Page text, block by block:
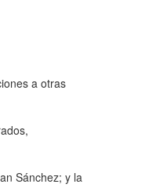
a otras
Sánchez; y la